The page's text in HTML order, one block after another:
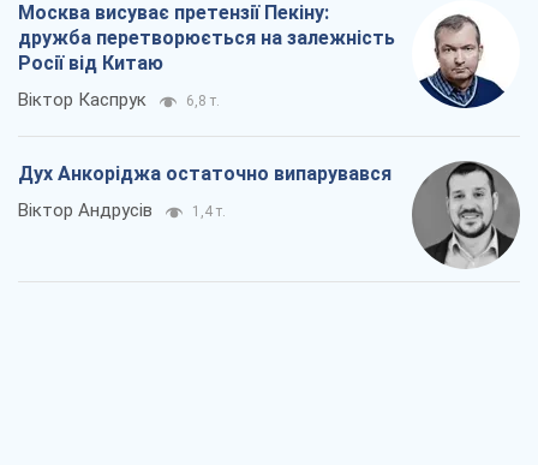
Москва висуває претензії Пекіну:
дружба перетворюється на залежність
Росії від Китаю
Віктор Каспрук 6,8 т.
Дух Анкоріджа остаточно випарувався
Віктор Андрусів 1,4 т.